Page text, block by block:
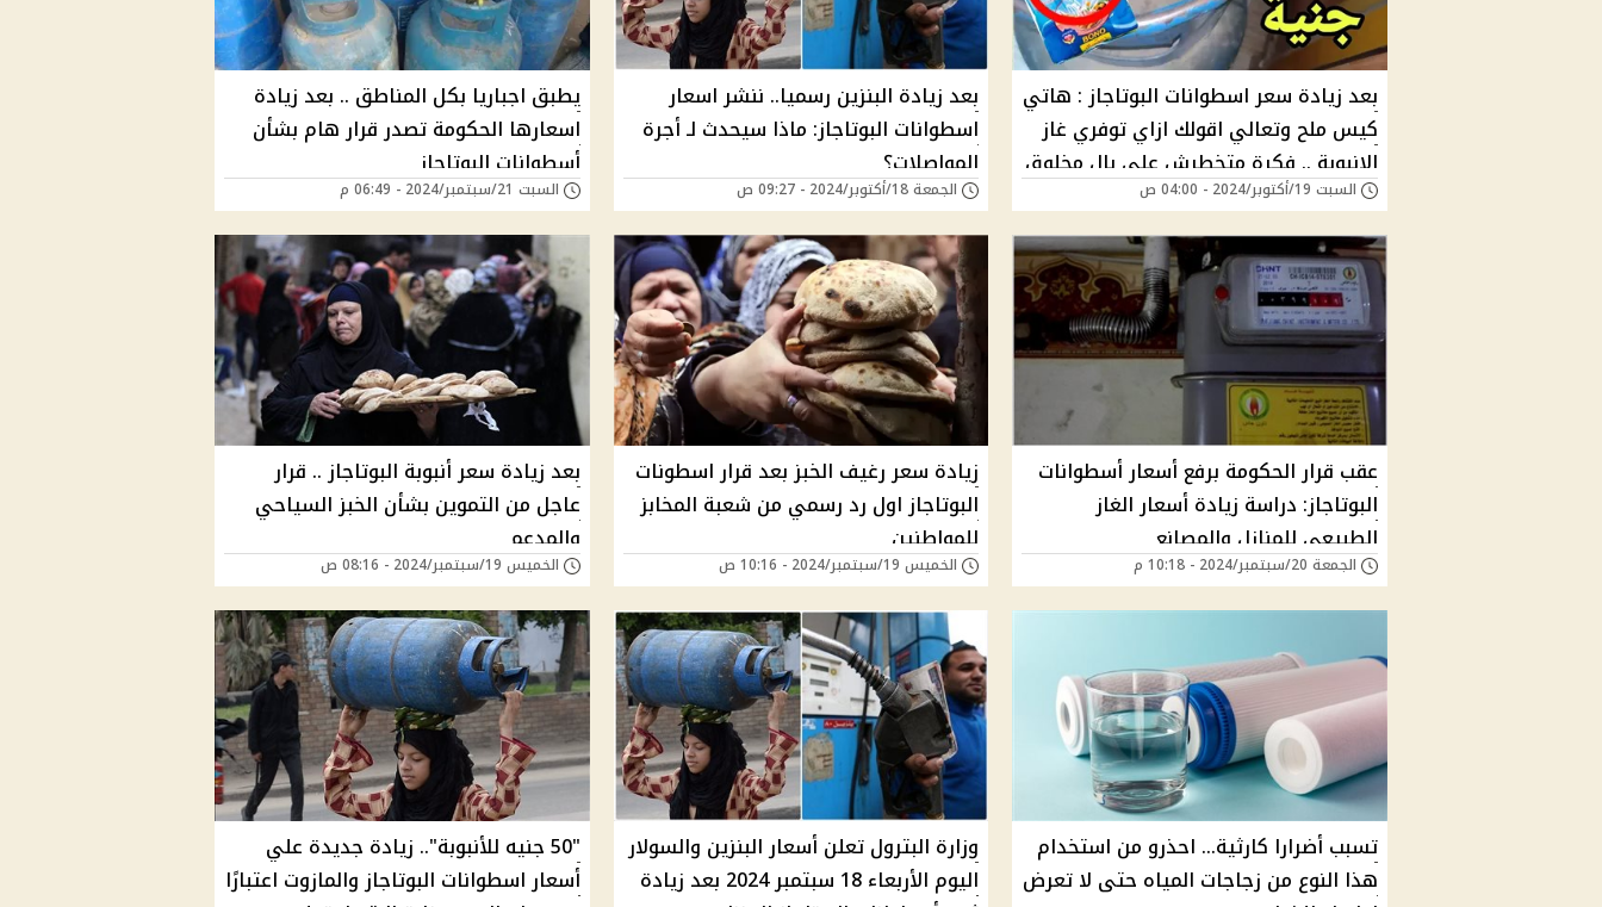
بعد زيادة سعر اسطوانات البوتاجاز : هاتي
كيس ملح وتعالي اقولك ازاي توفري غاز
الانبوبة .. فكرة متخطرش علي بال مخلوق
السبت 19/أكتوبر/2024 - 04:00 ص
بعد زيادة البنزين رسميا.. ننشر اسعار
اسطوانات البوتاجاز: ماذا سيحدث لـ أجرة
المواصلات؟
الجمعة 18/أكتوبر/2024 - 09:27 ص
يطبق اجباريا بكل المناطق .. بعد زيادة
اسعارها الحكومة تصدر قرار هام بشأن
أسطوانات البوتاجاز
السبت 21/سبتمبر/2024 - 06:49 م
عقب قرار الحكومة برفع أسعار أسطوانات
البوتاجاز: دراسة زيادة أسعار الغاز
الطبيعي للمنازل والمصانع
الجمعة 20/سبتمبر/2024 - 10:18 م
زيادة سعر رغيف الخبز بعد قرار اسطونات
البوتاجاز اول رد رسمي من شعبة المخابز
للمواطنين
الخميس 19/سبتمبر/2024 - 10:16 ص
بعد زيادة سعر أنبوبة البوتاجاز .. قرار
عاجل من التموين بشأن الخبز السياحي
والمدعم
الخميس 19/سبتمبر/2024 - 08:16 ص
تسبب أضرارا كارثية... احذرو من استخدام
هذا النوع من زجاجات المياه حتى لا تعرض
وزارة البترول تعلن أسعار البنزين والسولار
اليوم الأربعاء 18 سبتمبر 2024 بعد زيادة
"50 جنيه للأنبوبة".. زيادة جديدة علي
أسعار اسطوانات البوتاجاز والمازوت اعتبارًا